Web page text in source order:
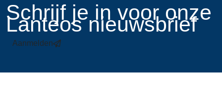
​Schrijf je in voor onze
Lanteos nieuwsbrief
Aanmelden